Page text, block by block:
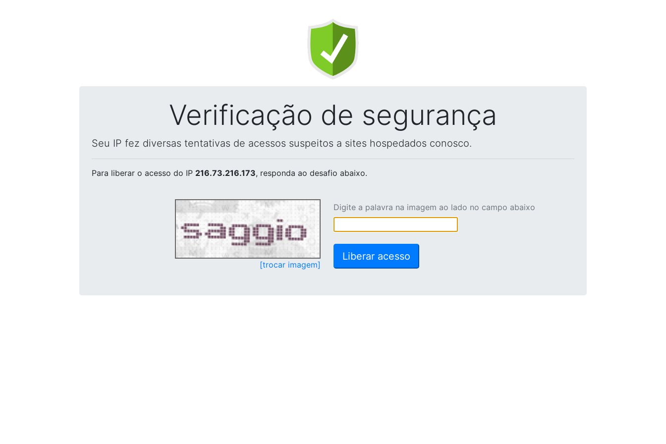
Verificação de segurança
Seu IP fez diversas tentativas de acessos suspeitos a sites hospedados conosco.
Para liberar o acesso do IP 216.73.216.173, responda ao desafio abaixo.
[trocar imagem]
Digite a palavra na imagem ao lado no campo abaixo